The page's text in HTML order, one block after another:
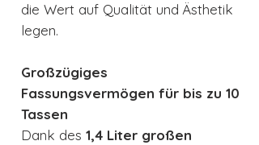
die Wert auf Qualität und Ästhetik
legen.
Großzügiges
Fassungsvermögen für bis zu 10
Tassen
Dank des 1,4 Liter großen